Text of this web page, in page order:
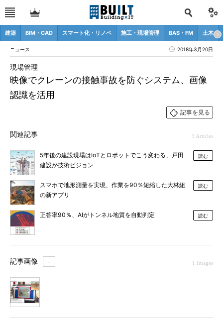
建築 BIM・CAD スマート化・リノベ 施工・現場管理 BAS・FM 土木
ニュース 2018年3月20日
映像でクレーンの接触事故を防ぐシステム、画像
認識を活用
現場管理
記事を見る
関連記事 3 Articles
5年後の建設現場はIoTとロボットでこう変わる、戸田
建設が技術ビジョン
読む
スマホで地形測量を実現、作業を90％短縮した大林組
の新アプリ
読む
正答率90％、AIがトンネル地質を自動判定 読む
記事画像 ＋ 1 Images